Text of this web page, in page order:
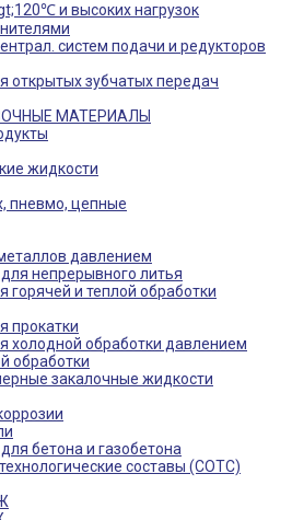
и высоких нагрузок
систем подачи и редукторов
открытых зубчатых передач
МАТЕРИАЛЫ
жидкости
пневмо, цепные
давлением
непрерывного литья
и теплой обработки
прокатки
холодной обработки давлением
обработки
закалочные жидкости
бетона и газобетона
составы (СОТС)